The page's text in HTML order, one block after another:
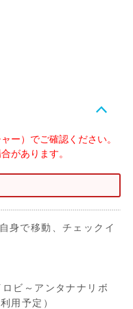
ー）でご確認ください。
があります。
身で移動、チェックイ
ビ～アンタナナリボ
用予定）